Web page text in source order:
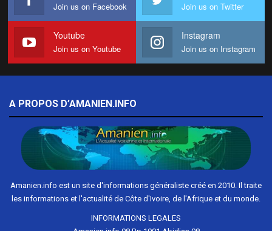
Join us on Facebook Join us on Twitter
Youtube
Join us on Youtube
Instagram
Join us on Instagram
A PROPOS D’AMANIEN.INFO
Amanien.info est un site d'informations généraliste créé en 2010. Il traite
les informations et l'actualité de Côte d'Ivoire, de l'Afrique et du monde.
INFORMATIONS LEGALES